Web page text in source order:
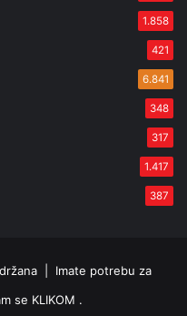
1.858
421
6.841
348
317
1.417
387
| Imate potrebu za
se KLIKOM .